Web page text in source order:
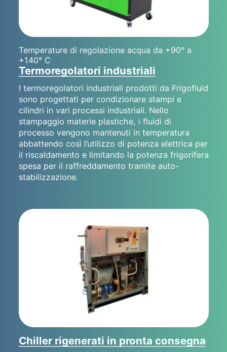
Temperature di regolazione acqua da +90° a
+140° C
Termoregolatori industriali
I termoregolatori industriali prodotti da Frigofluid
sono progettati per condizionare stampi e
cilindri in vari processi industriali. Nello
stampaggio materie plastiche, i fluidi di
processo vengono mantenuti in temperatura
abbattendo così l’utilizzo di potenza elettrica per
il riscaldamento e limitando la potenza frigorifera
spesa per il raffreddamento tramite auto-
stabilizzazione.
Chiller rigenerati in pronta consegna